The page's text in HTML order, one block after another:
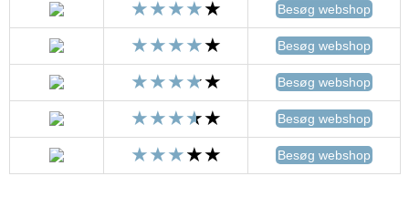
Besøg webshop
Besøg webshop
Besøg webshop
Besøg webshop
Besøg webshop